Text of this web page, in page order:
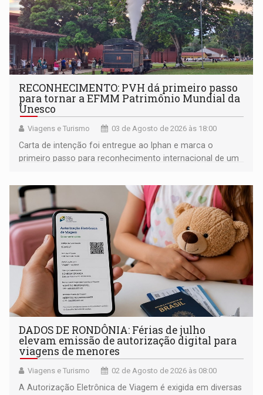
RECONHECIMENTO: PVH dá primeiro passo
para tornar a EFMM Patrimônio Mundial da
Unesco
Viagens e Turismo 03 de Agosto de 2026 às 18:00
Carta de intenção foi entregue ao Iphan e marca o
primeiro passo para reconhecimento internacional de um
DADOS DE RONDÔNIA: Férias de julho
elevam emissão de autorização digital para
viagens de menores
Viagens e Turismo 02 de Agosto de 2026 às 08:00
A Autorização Eletrônica de Viagem é exigida em diversas